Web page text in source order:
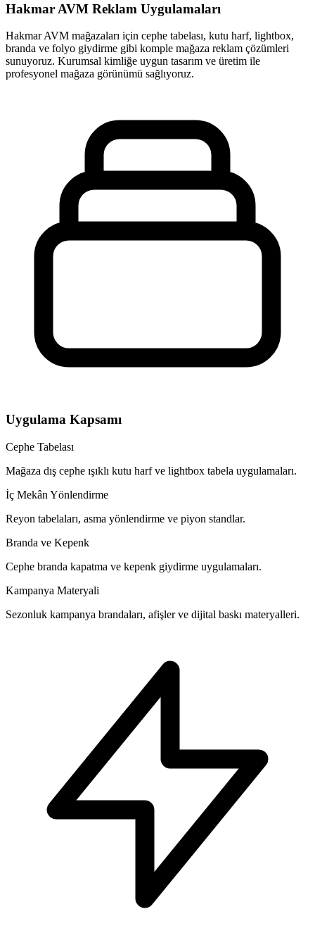
Hakmar AVM Reklam Uygulamaları
Hakmar AVM mağazaları için cephe tabelası, kutu harf, lightbox,
branda ve folyo giydirme gibi komple mağaza reklam çözümleri
sunuyoruz. Kurumsal kimliğe uygun tasarım ve üretim ile
profesyonel mağaza görünümü sağlıyoruz.
Uygulama Kapsamı
Cephe Tabelası
Mağaza dış cephe ışıklı kutu harf ve lightbox tabela uygulamaları.
İç Mekân Yönlendirme
Reyon tabelaları, asma yönlendirme ve piyon standlar.
Branda ve Kepenk
Cephe branda kapatma ve kepenk giydirme uygulamaları.
Kampanya Materyali
Sezonluk kampanya brandaları, afişler ve dijital baskı materyalleri.